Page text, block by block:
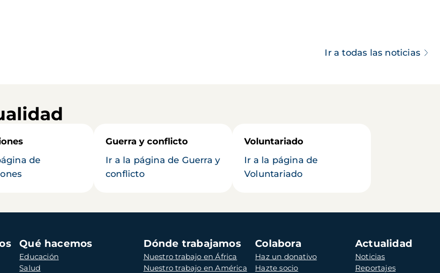
Ir a todas las noticias
de
Guerra y conflicto
Ir a la página de Guerra y
conflicto
Voluntariado
Ir a la página de
Voluntariado
Qué hacemos
Educación
Salud
Dónde trabajamos
Nuestro trabajo en África
Nuestro trabajo en América
Colabora
Haz un donativo
Hazte socio
Actualidad
Noticias
Reportajes